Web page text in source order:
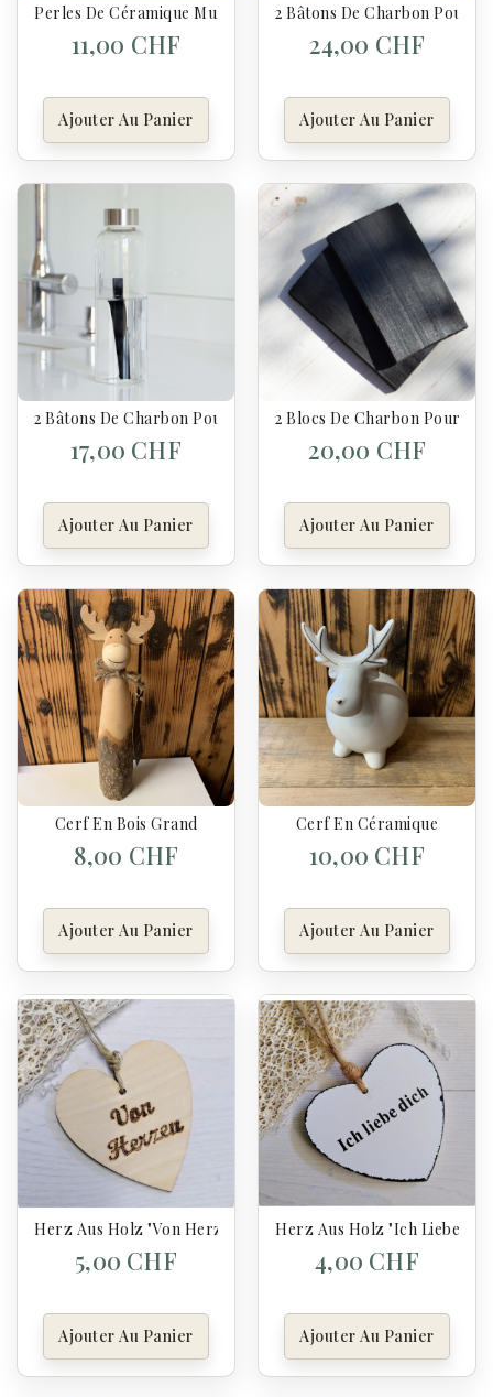
Perles De Céramique Multiusages - Chamarelle
11,00 CHF
Ajouter Au Panier
2 Bâtons De Charbon Pour
24,00 CHF
Ajouter Au Panier
2 Bâtons De Charbon Pour Gourde - Origine Japon
17,00 CHF
Ajouter Au Panier
2 Blocs De Charbon Pour
20,00 CHF
Ajouter Au Panier
Cerf En Bois Grand
8,00 CHF
Ajouter Au Panier
Cerf En Céramique
10,00 CHF
Ajouter Au Panier
Herz Aus Holz "Von Herzen"
5,00 CHF
Ajouter Au Panier
Herz Aus Holz "Ich Liebe
4,00 CHF
Ajouter Au Panier